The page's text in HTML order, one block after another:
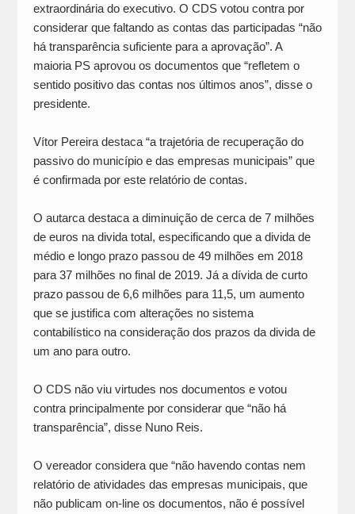
extraordinária do executivo. O CDS votou contra por
considerar que faltando as contas das participadas “não
há transparência suficiente para a aprovação”. A
maioria PS aprovou os documentos que “refletem o
sentido positivo das contas nos últimos anos”, disse o
presidente.
Vítor Pereira destaca “a trajetória de recuperação do
passivo do município e das empresas municipais” que
é confirmada por este relatório de contas.
O autarca destaca a diminuição de cerca de 7 milhões
de euros na divida total, especificando que a divida de
médio e longo prazo passou de 49 milhões em 2018
para 37 milhões no final de 2019. Já a dívida de curto
prazo passou de 6,6 milhões para 11,5, um aumento
que se justifica com alterações no sistema
contabilístico na consideração dos prazos da divida de
um ano para outro.
O CDS não viu virtudes nos documentos e votou
contra principalmente por considerar que “não há
transparência”, disse Nuno Reis.
O vereador considera que “não havendo contas nem
relatório de atividades das empresas municipais, que
não publicam on-line os documentos, não é possível